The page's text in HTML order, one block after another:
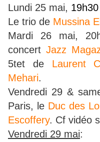
Lundi 25 mai,
Le trio de Mussina
Mardi 26 mai,
concertJazz
5tet de Laurent
Mehari.
Vendredi 29 &
Paris, le Duc des
Escoffery. Cf vidéo
Vendredi 29 mai: